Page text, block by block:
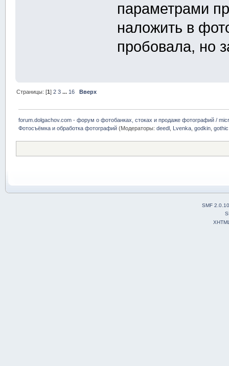
параметрами
наложить в
пробовала, но
Страницы: [1]2 3 ... 16 Вверх
forum.dolgachov.com - форум о фотобанках, стоках и продаже фотографий /
Фотосъёмка и обработка фотографий (Модераторы:deedl Lvenka ,godkin ,gothic
SMF